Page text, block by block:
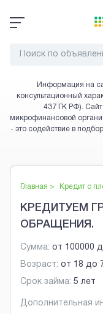
Информация на
консультационный
437 ГК РФ). Сайт
микрофинансовой
- это содействие в
Главная > Кредит с
КРЕДИТУЕМ
ОБРАЩЕНИЯ.
Сумма: от 100000
Возраст: от 18 до
Срок займа: 5 лет
Дополнительная